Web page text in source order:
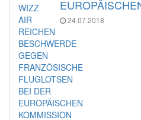
24.07.2018